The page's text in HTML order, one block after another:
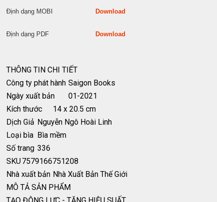
Định dạng MOBI Download
Định dạng PDF Download
THÔNG TIN CHI TIẾT
Công ty phát hành Saigon Books
Ngày xuất bản
01-2021
Kích thước
14 x 20.5 cm
Dịch Giả Nguyễn Ngô Hoài Linh
Loại bìa Bìa mềm
Số trang 336
SKU7579166751208
Nhà xuất bản Nhà Xuất Bản Thế Giới
MÔ TẢ SẢN PHẨM